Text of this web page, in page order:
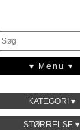
▾ Menu ▾
KATEGORI ▾
STØRRELSE ▾